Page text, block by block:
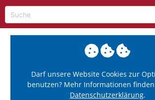
Darf unsere Website Cookies zur
benutzen? Mehr Informationen
Datenschutzerklärung.